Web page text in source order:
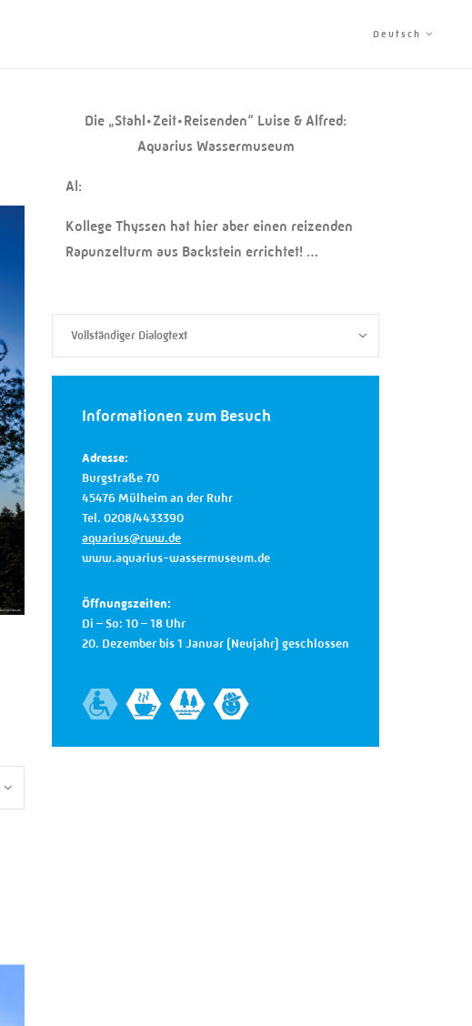
Deutsch
Die „Stahl•Zeit•Reisenden“ Luise & Alfred:
Aquarius Wassermuseum
Al:
Kollege Thyssen hat hier aber einen reizenden
Rapunzelturm aus Backstein errichtet! …
Vollständiger Dialogtext
Informationen zum Besuch
Adresse:
Burgstraße 70
45476 Mülheim an der Ruhr
Tel. 0208/4433390
aquarius@rww.de
www.aquarius-wassermuseum.de
Öffnungszeiten:
Di – So: 10 – 18 Uhr
20. Dezember bis 1 Januar (Neujahr) geschlossen